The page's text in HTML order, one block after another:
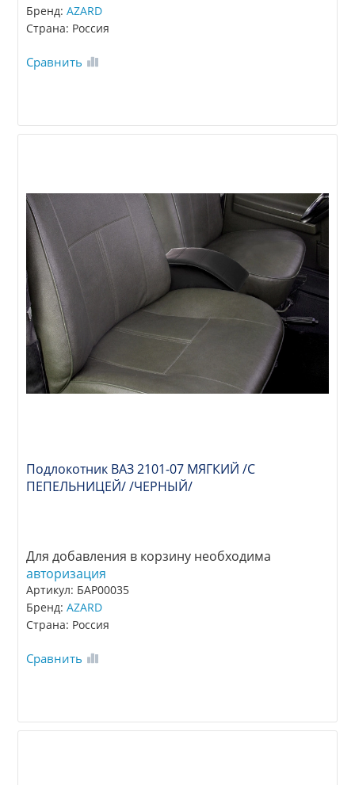
Бренд:AZARD
Страна: Россия
Сравнить
Подлокотник ВАЗ 2101-07 МЯГКИЙ /С
ПЕПЕЛЬНИЦЕЙ/ /ЧЕРНЫЙ/
Для добавления в корзину необходима
авторизация
Артикул: БАР00035
Бренд:AZARD
Страна: Россия
Сравнить